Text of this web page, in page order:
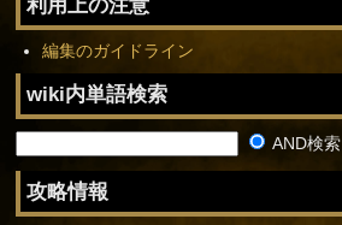
編集のガイドライン
wiki内単語検索
AND検索
攻略情報